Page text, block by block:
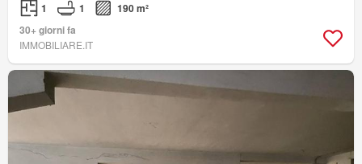
1 1
190 m²
30+ giorni fa
IMMOBILIARE.IT